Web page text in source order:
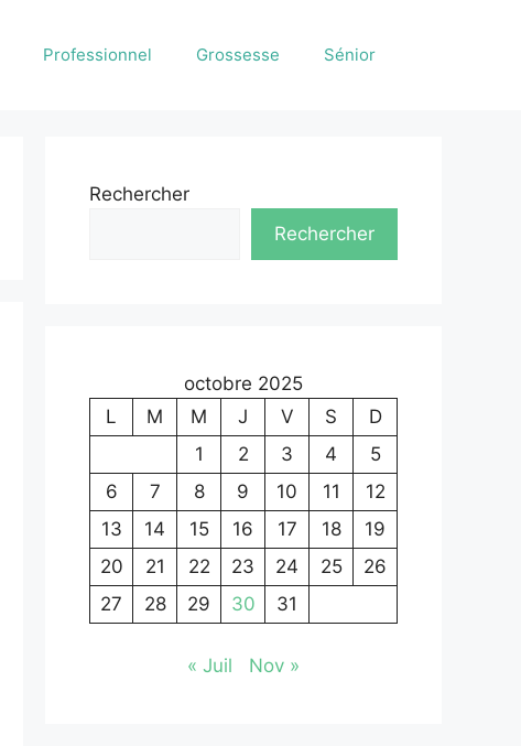
Professionnel Grossesse Sénior
Rechercher
Rechercher
octobre 2025
L
M M J V S
D
1
2 3 4
5
6
7 8 9 10 11
12
13
14 15 16 17 18
19
20
21 22 23 24 25
26
27
28 29 30 31
« Juil Nov »